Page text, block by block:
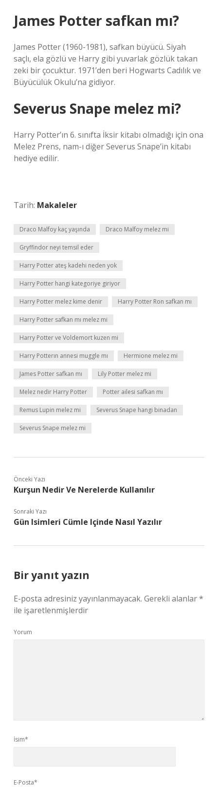
James Potter safkan mı?
James Potter (1960-1981), safkan büyücü. Siyah
saçlı, ela gözlü ve Harry gibi yuvarlak gözlük takan
zeki bir çocuktur. 1971’den beri Hogwarts Cadılık ve
Büyücülük Okulu’na gidiyor.
Severus Snape melez mi?
Harry Potter’ın 6. sınıfta İksir kitabı olmadığı için ona
Melez Prens, nam-ı diğer Severus Snape’in kitabı
hediye edilir.
Tarih: Makaleler
Draco Malfoy kaç yaşında Draco Malfoy melez mi
Gryffindor neyi temsil eder
Harry Potter ateş kadehi neden yok
Harry Potter hangi kategoriye giriyor
Harry Potter melez kime denir Harry Potter Ron safkan mı
Harry Potter safkan mı melez mi
Harry Potter ve Voldemort kuzen mi
Harry Potterın annesi muggle mı Hermione melez mi
James Potter safkan mı Lily Potter melez mi
Melez nedir Harry Potter Potter ailesi safkan mı
Remus Lupin melez mi Severus Snape hangi binadan
Severus Snape melez mi
Önceki Yazı
Kurşun Nedir Ve Nerelerde Kullanılır
Sonraki Yazı
Gün Isimleri Cümle Içinde Nasıl Yazılır
Bir yanıt yazın
E-posta adresiniz yayınlanmayacak. Gerekli alanlar*
ile işaretlenmişlerdir
Yorum
İsim*
E-Posta*